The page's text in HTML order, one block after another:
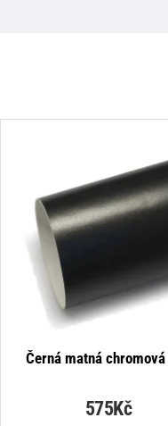
Černá matná
575Kč